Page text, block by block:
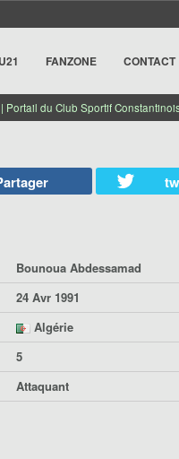
FANZONE CONTACT
Portail du Club Sportif
Bounoua Abdessamad
24 Avr 1991
Algérie
5
Attaquant